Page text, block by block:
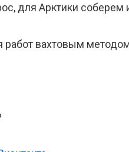
для Арктики
вахтовым